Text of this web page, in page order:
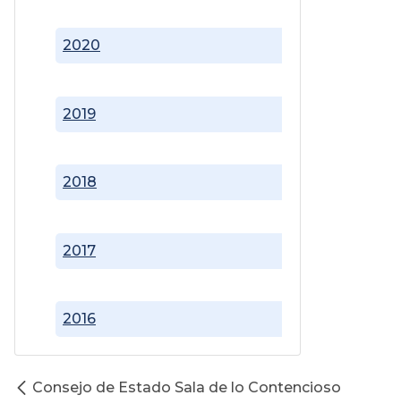
2016
2017
2018
2019
2020
Consejo de Estado Sala de lo Contencioso